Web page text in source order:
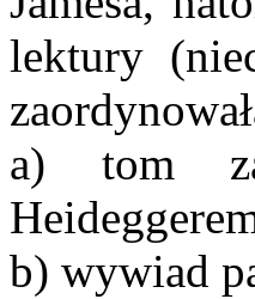
lektury
a) tom
b) wywiad